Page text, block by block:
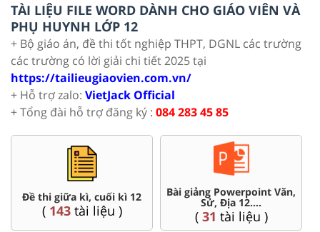
TÀI LIỆU FILE WORD DÀNH CHO GIÁO VIÊN VÀ
PHỤ HUYNH LỚP 12
+ Bộ giáo án, đề thi tốt nghiệp THPT, DGNL các trường
các trường có lời giải chi tiết 2025 tại
https://tailieugiaovien.com.vn/
+ Hỗ trợ zalo: VietJack Official
+ Tổng đài hỗ trợ đăng ký : 084 283 45 85
Đề thi giữa kì, cuối kì 12
( 143tài liệu )
Bài giảng Powerpoint Văn,
Sử, Địa 12....
( 31 tài liệu )